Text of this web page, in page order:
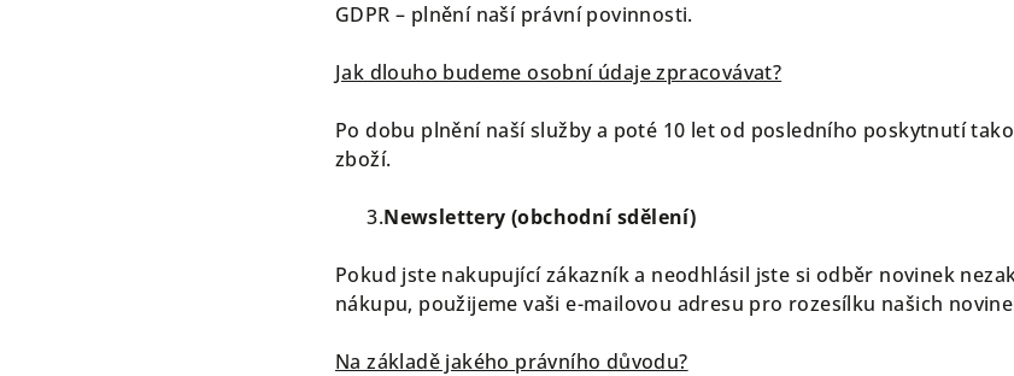
GDPR – plnění naší právní povinnosti.
Jak dlouho budeme osobní údaje zpracovávat?
Po dobu plnění naší služby a poté 10 let od posledního poskytnutí
zboží.
3.Newslettery (obchodní sdělení)
Pokud jste nakupující zákazník a neodhlásil jste si odběr novinek
nákupu, použijeme vaši e-mailovou adresu pro rozesílku našich
Na základě jakého právního důvodu?